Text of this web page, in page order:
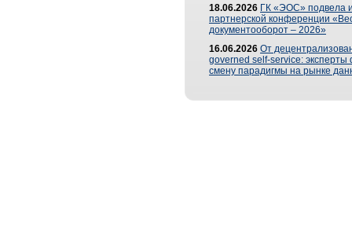
18.06.2026 ГК «ЭОС» подвела
партнерской конференции
документооборот – 2026»
16.06.2026 От
governed self-service: эксперты
смену парадигмы на рынке